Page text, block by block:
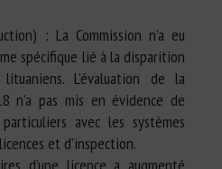
: La Commission n’a eu
spécifique lié à la disparition
L’évaluation de la
n’a pas mis en évidence de
avec les systèmes
et d’inspection.